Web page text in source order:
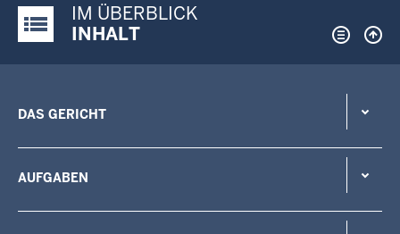
Justiz-Portal im Überblick:
IM ÜBERBLICK
INHALT
DAS GERICHT
AUFGABEN